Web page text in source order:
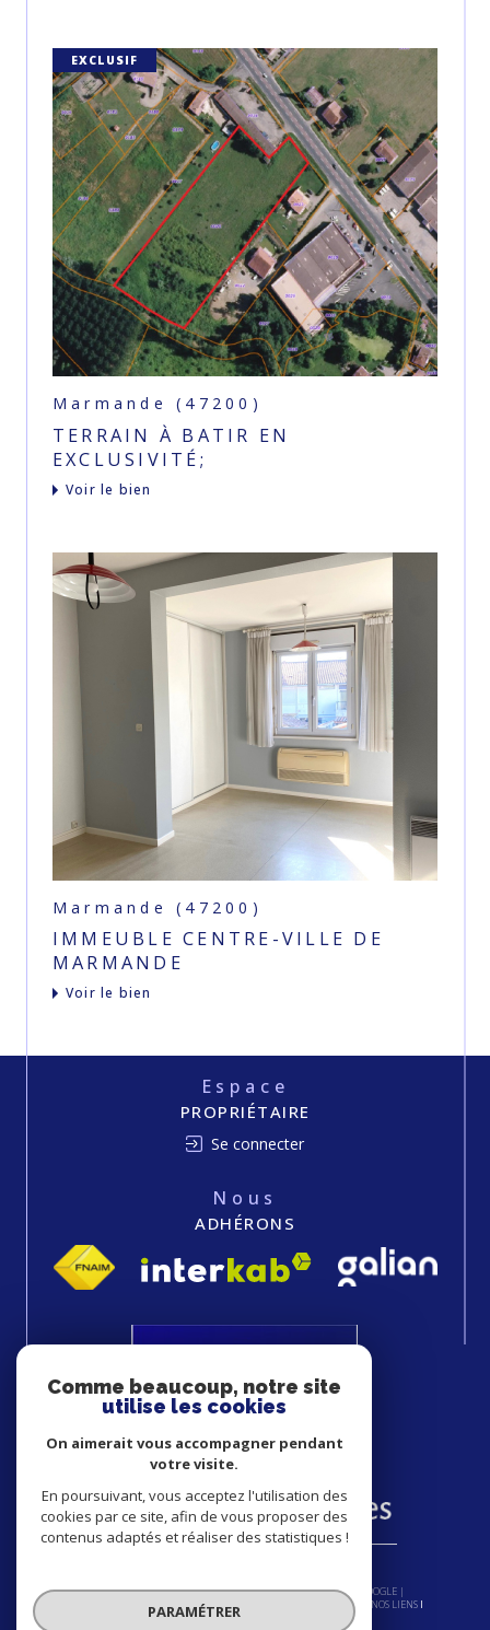
EXCLUSIF
Marmande (47200)
TERRAIN À BATIR EN
EXCLUSIVITÉ;
voir le bien
Marmande (47200)
IMMEUBLE CENTRE-VILLE DE
MARMANDE
voir le bien
Espace
PROPRIÉTAIRE
Se connecter
Nous
ADHÉRONS
© 2026 | TOUS DROITS RÉSERVÉS | TRADUCTION POWERED BY GOOGLE |
NOS HONORAIRES
PLAN DU SITE MENTIONS LÉGALES ADMIN
NOS LIENS
POLITIQUE RGPD
Comme beaucoup, notre site
utilise les cookies
On aimerait vous accompagner pendant
votre visite.
En poursuivant, vous acceptez l'utilisation des
cookies par ce site, afin de vous proposer des
contenus adaptés et réaliser des statistiques !
PARAMÉTRER